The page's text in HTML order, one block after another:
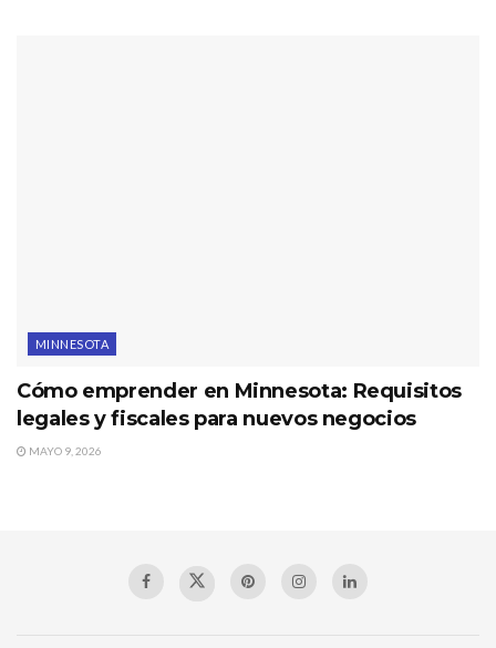
MINNESOTA
Cómo emprender en Minnesota: Requisitos
legales y fiscales para nuevos negocios
MAYO 9, 2026